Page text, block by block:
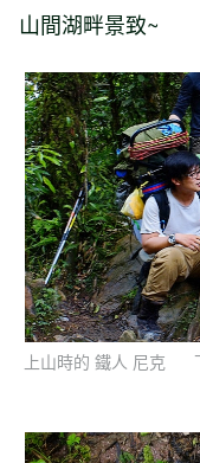
山間湖畔景
上山時的 鐵人 尼克